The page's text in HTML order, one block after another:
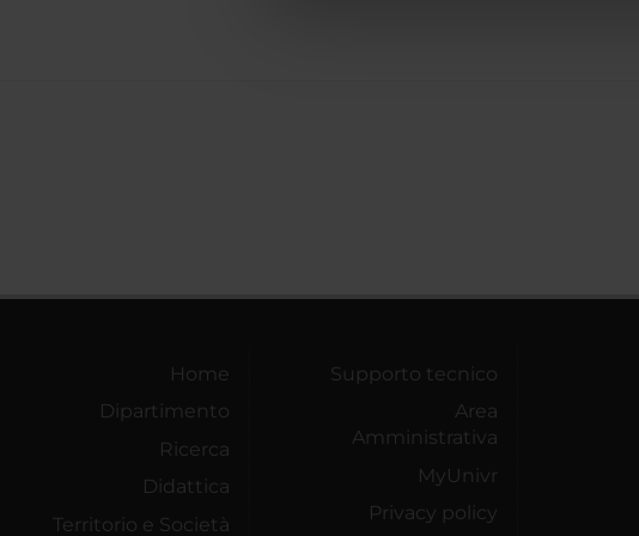
Home
Dipartimento
Ricerca
Didattica
Territorio e Società
Supporto tecnico
Area
Amministrativa
MyUnivr
Privacy policy